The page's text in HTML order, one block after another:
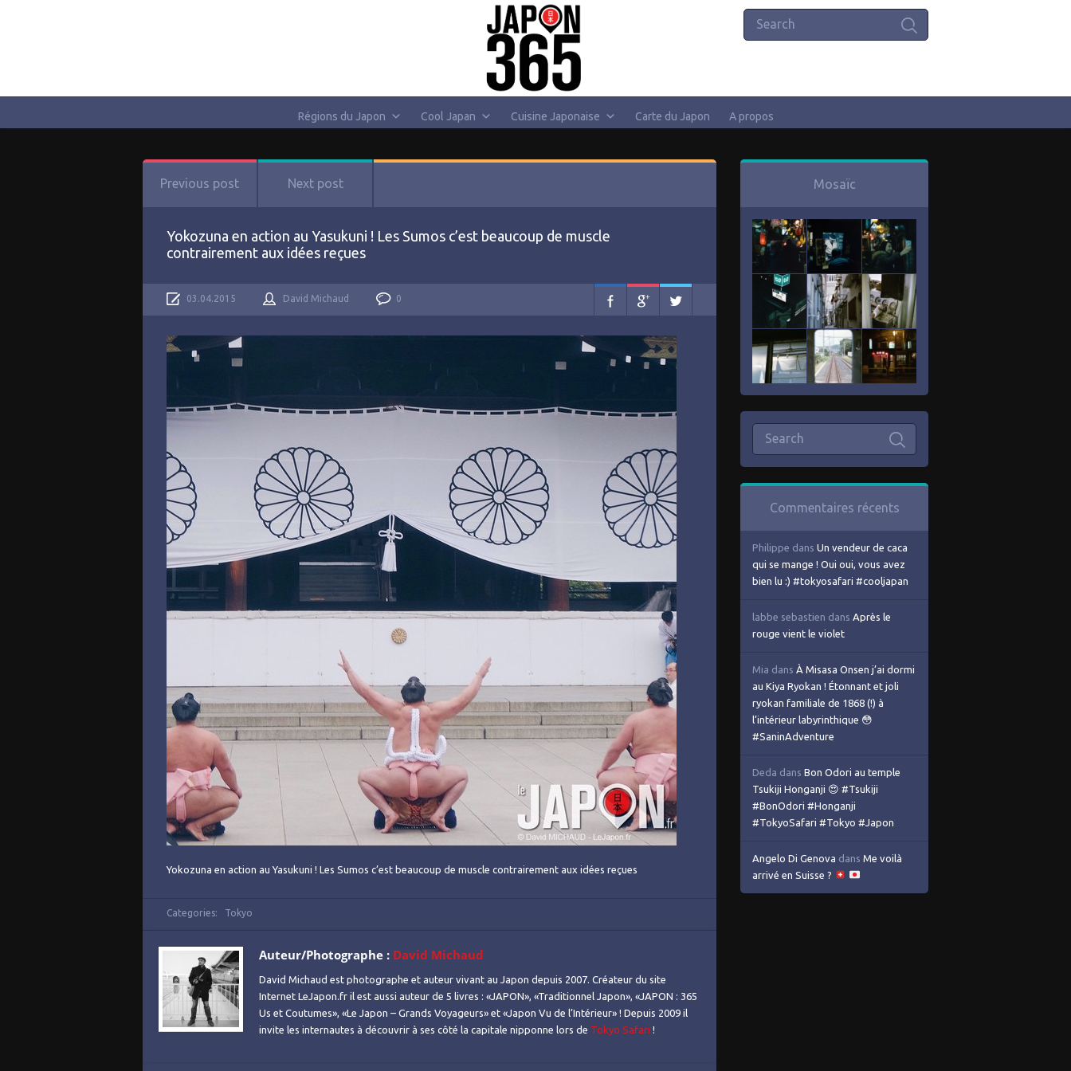
Régions du Japon Cool Japan Cuisine Japonaise Carte du Japon A propos
Previous post Next post
Yokozuna en action au Yasukuni ! Les Sumos c’est beaucoup de muscle
contrairement aux idées reçues
03.04.2015 David Michaud 0
Yokozuna en action au Yasukuni ! Les Sumos c’est beaucoup de muscle contrairement aux idées reçues
Categories: Tokyo
Auteur/Photographe : David Michaud
David Michaud est photographe et auteur vivant au Japon depuis 2007. Créateur du site
Internet LeJapon.fr il est aussi auteur de 5 livres : «JAPON», «Traditionnel Japon», «JAPON : 365
Us et Coutumes», «Le Japon – Grands Voyageurs» et «Japon Vu de l’Intérieur» ! Depuis 2009 il
invite les internautes à découvrir à ses côté la capitale nipponne lors de Tokyo Safari !
Mosaïc
Commentaires récents
Philippe dans Un vendeur de caca
qui se mange ! Oui oui, vous avez
bien lu :) #tokyosafari #cooljapan
labbe sebastien dans Après le
rouge vient le violet
Mia dans À Misasa Onsen j’ai dormi
au Kiya Ryokan ! Étonnant et joli
ryokan familiale de 1868 (!) à
l’intérieur labyrinthique 😳
#SaninAdventure
Deda dans Bon Odori au temple
Tsukiji Honganji 😍 #Tsukiji
#BonOdori #Honganji
#TokyoSafari #Tokyo #Japon
Angelo Di Genova dans Me voilà
arrivé en Suisse ?